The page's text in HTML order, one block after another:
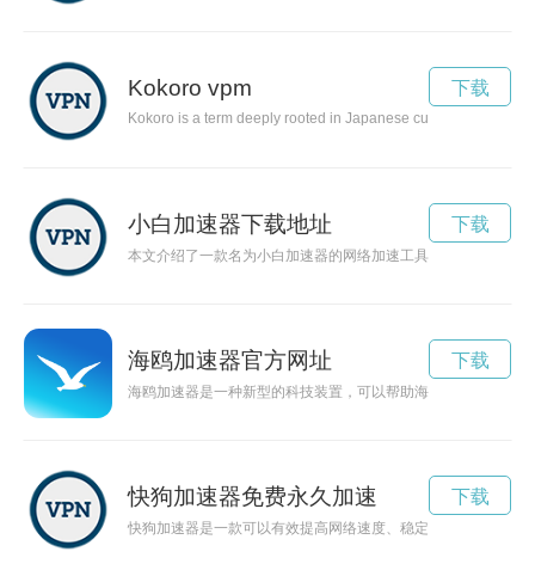
Kokoro vpm
Kokoro is a term deeply rooted in Japanese culture,
下载
小白加速器下载地址
本文介绍了一款名为小白加速器的网络加速工具。通过优化网
下载
海鸥加速器官方网址
海鸥加速器是一种新型的科技装置，可以帮助海鸥在飞行中更
下载
快狗加速器免费永久加速
快狗加速器是一款可以有效提高网络速度、稳定连接的工具。
下载